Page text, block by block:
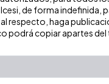
de forma indefinida,
respecto, haga
podrá copiar apartes